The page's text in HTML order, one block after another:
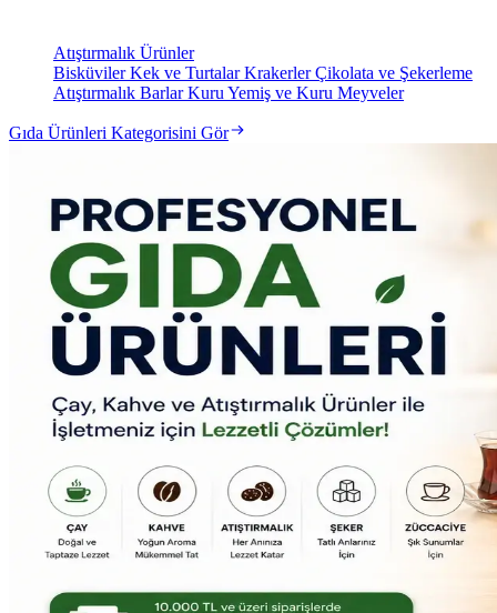
Atıştırmalık Ürünler
BisküvilerKek ve TurtalarKrakerlerÇikolata ve Şekerleme
Atıştırmalık BarlarKuru Yemiş ve Kuru Meyveler
Gıda Ürünleri Kategorisini Gör